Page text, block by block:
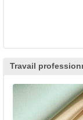
Travail